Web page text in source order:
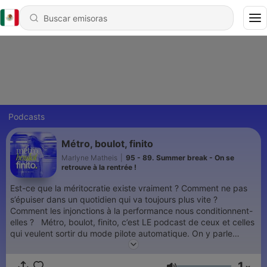
Podcasts
Métro, boulot, finito
Marlyne Matheis
95 - 89. Summer break - On se
retrouve à la rentrée !
Est-ce que la méritocratie existe vraiment ? Comment ne pas
s’épuiser dans un quotidien qui va toujours plus vite ?
Comment les injonctions à la performance nous conditionnent-
elles ? Métro, boulot, finito, c’est LE podcast de ceux et celles
qui veulent sortir du mode pilote automatique. On y parle
travail, société, injonctions à la performance, santé mentale,